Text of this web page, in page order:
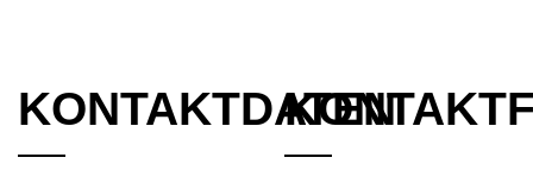
KONTAKTDATEN